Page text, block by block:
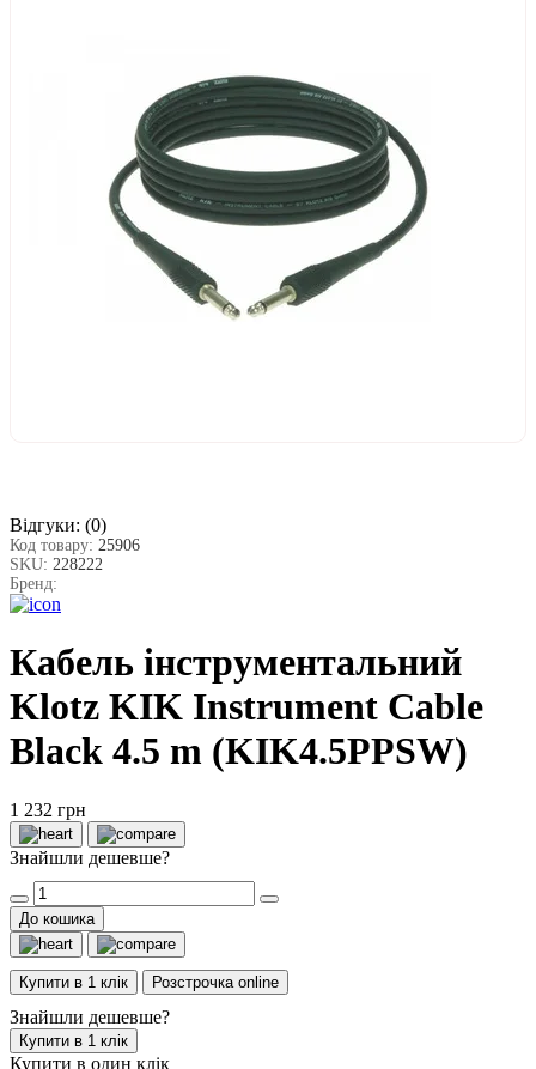
Відгуки: (0)
Код товару: 25906
SKU: 228222
Бренд:
Кабель інструментальний
Klotz KIK Instrument Cable
Black 4.5 m (KIK4.5PPSW)
1 232 грн
Знайшли дешевше?
До кошика
Купити в 1 клік Розстрочка online
Знайшли дешевше?
Купити в 1 клік
Купити в один клік